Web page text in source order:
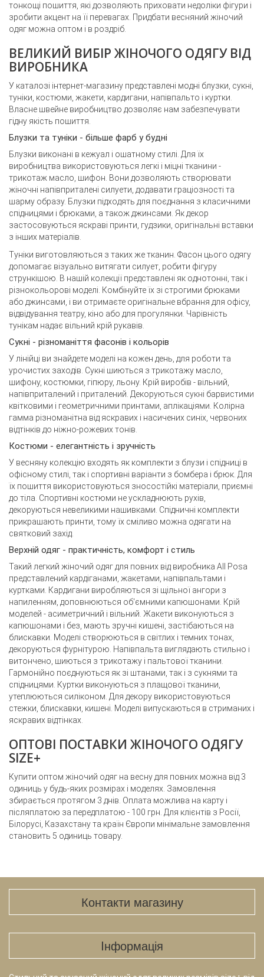
тонкощі пошиття, які дозволяють приховати недоліки фігури і
зробити акцент на її перевагах. Придбати весняний жіночий
одяг можна оптом і в роздріб.
ВЕЛИКИЙ ВИБІР ЖІНОЧОГО ОДЯГУ ВІД
ВИРОБНИКА
У каталозі інтернет-магазину представлені модні блузки, сукні,
туніки, костюми, жакети, кардигани, напівпальто і куртки.
Власне швейне виробництво дозволяє нам забезпечувати
гідну якість пошиття.
Блузки та туніки - більше фарб у будні
Блузки виконані в кежуал і ошатному стилі. Для їх
виробництва використовуються легкі і міцні тканини -
трикотаж масло, шифон. Вони дозволяють створювати
жіночні напівприталені силуети, додавати граціозності та
шарму образу. Блузки підходять для поєднання з класичними
спідницями і брюками, а також джинсами. Як декор
застосовуються яскраві принти, гудзики, оригінальні вставки
з інших матеріалів.
Туніки виготовляються з таких же тканин. Фасон цього одягу
допомагає візуально витягати силует, робити фігуру
стрункішою. В нашій колекції представлені як однотонні, так і
різнокольорові моделі. Комбінуйте їх зі строгими брюками
або джинсами, і ви отримаєте оригінальне вбрання для офісу,
відвідування театру, кіно або для прогулянки. Чарівність
тунікам надає вільний крій рукавів.
Сукні - різноманіття фасонів і кольорів
У лінійці ви знайдете моделі на кожен день, для роботи та
урочистих заходів. Сукні шиються з трикотажу масло,
шифону, костюмки, гіпюру, льону. Крій виробів - вільний,
напівприталений і приталений. Декоруються сукні барвистими
квітковими і геометричними принтами, аплікаціями. Колірна
гамма різноманітна від яскравих і насичених синіх, червоних
відтінків до ніжно-рожевих тонів.
Костюми - елегантність і зручність
У весняну колекцію входять як комплекти з блузи і спідниці в
офісному стилі, так і спортивні варіанти з бомбера і брюк. Для
їх пошиття використовуються зносостійкі матеріали, приємні
до тіла. Спортивні костюми не ускладнюють рухів,
декоруються невеликими нашивками. Спідничні комплекти
прикрашають принти, тому їх сміливо можна одягати на
святковий захід.
Верхній одяг - практичність, комфорт і стиль
Такий легкий жіночий одяг для повних від виробника All Posa
представлений ​​кардіганами, жакетами, напівпальтами і
куртками. Кардигани виробляються зі щільної ангори з
напиленням, доповнюються об'ємними капюшонами. Крій
моделей - асиметричний і вільний. Жакети виконуються з
капюшонами і без, мають зручні кишені, застібаються на
блискавки. Моделі створюються в світлих і темних тонах,
декоруються фурнітурою. Напівпальта виглядають стильно і
витончено, шиються з трикотажу і пальтової тканини.
Гармонійно поєднуються як зі штанами, так і з сукнями та
спідницями. Куртки виконуються з плащової тканини,
утеплюються силіконом. Для декору використовуються
стежки, блискавки, кишені. Моделі випускаються в стриманих і
яскравих відтінках.
ОПТОВІ ПОСТАВКИ ЖІНОЧОГО ОДЯГУ
SIZE+
Купити оптом жіночий одяг на весну для повних можна від 3
одиниць у будь-яких розмірах і моделях. Замовлення
збирається протягом 3 днів. Оплата можлива на карту і
післяплатою за передплатою - 100 грн. Для клієнтів з Росії,
Білорусі, Казахстану та країн Європи мінімальне замовлення
становить 5 одиниць товару.
Контакти магазину
Iнформація